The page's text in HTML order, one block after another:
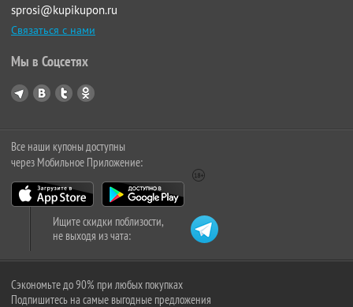
sprosi@kupikupon.ru
Связаться с нами
Мы в Соцсетях
Все наши купоны доступны
через Мобильное Приложение:
Ищите скидки поблизости,
не выходя из чата:
Сэкономьте до 90% при любых покупках
Подпишитесь на самые выгодные предложения